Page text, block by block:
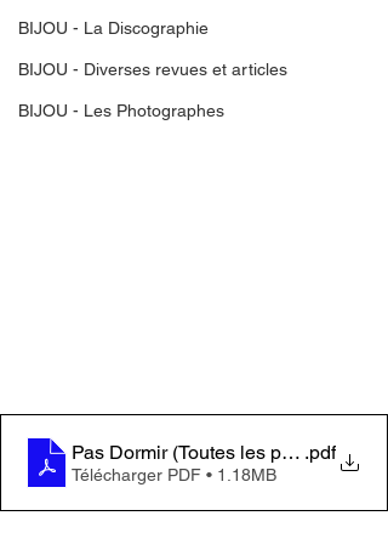
BIJOU - La Discographie
BIJOU - Diverses revues et articles
BIJOU - Les Photographes
Pas Dormir (Toutes les paroles)
.pdf
Télécharger PDF • 1.18MB